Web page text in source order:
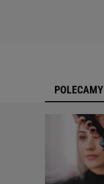
POLECAMY